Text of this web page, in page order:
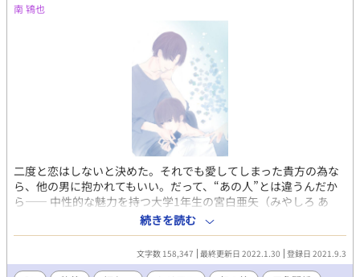
南 鴇也
二度と恋はしないと決めた。それでも愛してしまった貴方の為な
ら、他の男に抱かれてもいい。だって、“あの人”とは違うんだか
ら―― 中性的な魅力を持つ大学1年生の宮白亜矢（みやしろ あ
や）は、常に不特定の男と寝ていた。しかし、その行為によって
絶頂を迎えることは決してない。何故なら、その男達は調教の道
具に過ぎないからだ。 それは2年前、一ノ瀬グループの社長子
息・一ノ瀬結月（いちのせ ゆづき）との出会いが、すべての始ま
続きを読む
文字数 158,347 最終更新日 2022.1.30 登録日 2021.9.3